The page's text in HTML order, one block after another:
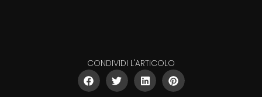
CONDIVIDI L'ARTICOLO